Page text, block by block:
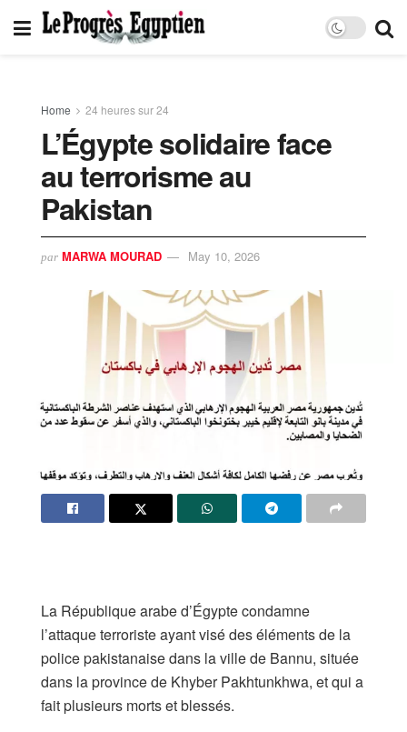
Home 24 heures sur 24
L’Égypte solidaire face
au terrorisme au
Pakistan
par MARWA MOURAD May 10, 2026
​La République arabe d’Égypte condamne
l’attaque terroriste ayant visé des éléments de la
police pakistanaise dans la ville de Bannu, située
dans la province de Khyber Pakhtunkhwa, et qui a
fait plusieurs morts et blessés.